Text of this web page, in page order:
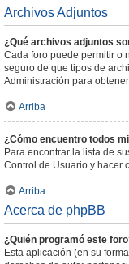
Archivos Adjuntos
¿Qué archivos adjuntos
Cada foro puede permitir o
seguro de que tipos de
Administración para
Arriba
¿Cómo encuentro todos
Para encontrar la lista de
Control de Usuario y hacer
Arriba
Acerca de phpBB
¿Quién programó este
Esta aplicación (en su